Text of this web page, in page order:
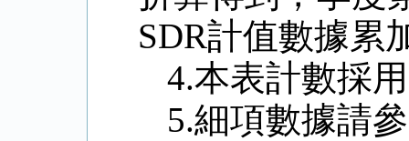
SDR計值數據累
4.本表計數採
5.細項數據請